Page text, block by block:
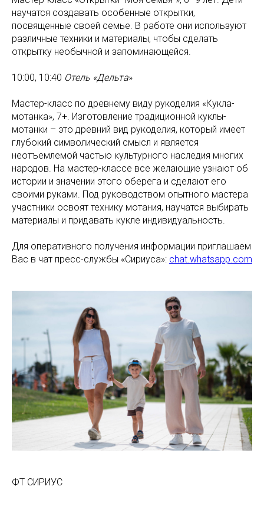
научатся создавать особенные открытки,
посвященные своей семье. В работе они используют
различные техники и материалы, чтобы сделать
открытку необычной и запоминающейся.
10:00, 10:40 Отель «Дельта»
Мастер-класс по древнему виду рукоделия «Кукла-
мотанка», 7+. Изготовление традиционной куклы-
мотанки – это древний вид рукоделия, который имеет
глубокий символический смысл и является
неотъемлемой частью культурного наследия многих
народов. На мастер-классе все желающие узнают об
истории и значении этого оберега и сделают его
своими руками. Под руководством опытного мастера
участники освоят технику мотания, научатся выбирать
материалы и придавать кукле индивидуальность.
Для оперативного получения информации приглашаем
Вас в чат пресс-службы «Сириуса»: chat.whatsapp.com
ФТ СИРИУС